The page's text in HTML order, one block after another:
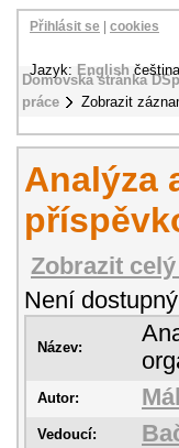
Domovská stránka
práce
Zobrazit
Přihlásit se cookies
Jazyk: English
Analýza
Zobrazit celý
Není
Název:
Autor:
Vedoucí: